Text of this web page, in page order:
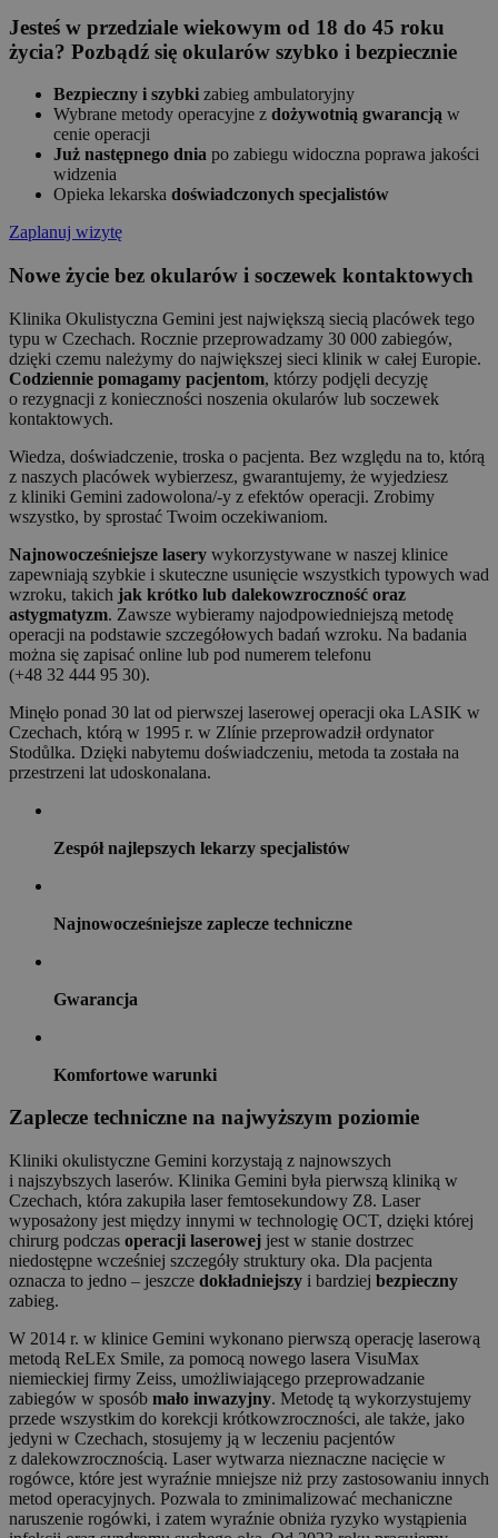
Jesteś w przedziale wiekowym od 18 do 45 roku
życia? Pozbądź się okularów szybko i bezpiecznie
Bezpieczny i szybki zabieg ambulatoryjny
Wybrane metody operacyjne z dożywotnią gwarancją w
cenie operacji
Już następnego dnia po zabiegu widoczna poprawa jakości
widzenia
Opieka lekarska doświadczonych specjalistów
Zaplanuj wizytę
Nowe życie bez okularów i soczewek kontaktowych
Klinika Okulistyczna Gemini jest największą siecią placówek tego
typu w Czechach. Rocznie przeprowadzamy 30 000 zabiegów,
dzięki czemu należymy do największej sieci klinik w całej Europie.
Codziennie pomagamy pacjentom, którzy podjęli decyzję
o rezygnacji z konieczności noszenia okularów lub soczewek
kontaktowych.
Wiedza, doświadczenie, troska o pacjenta. Bez względu na to, którą
z naszych placówek wybierzesz, gwarantujemy, że wyjedziesz
z kliniki Gemini zadowolona/-y z efektów operacji. Zrobimy
wszystko, by sprostać Twoim oczekiwaniom.
Najnowocześniejsze lasery wykorzystywane w naszej klinice
zapewniają szybkie i skuteczne usunięcie wszystkich typowych wad
wzroku, takich jak krótko lub dalekowzroczność oraz
astygmatyzm. Zawsze wybieramy najodpowiedniejszą metodę
operacji na podstawie szczegółowych badań wzroku. Na badania
można się zapisać online lub pod numerem telefonu
(+48 32 444 95 30).
Minęło ponad 30 lat od pierwszej laserowej operacji oka LASIK w
Czechach, którą w 1995 r. w Zlínie przeprowadził ordynator
Stodůlka. Dzięki nabytemu doświadczeniu, metoda ta została na
przestrzeni lat udoskonalana.
Zespół najlepszych lekarzy specjalistów
Najnowocześniejsze zaplecze techniczne
Gwarancja
Komfortowe warunki
Zaplecze techniczne na najwyższym poziomie
Kliniki okulistyczne Gemini korzystają z najnowszych
i najszybszych laserów. Klinika Gemini była pierwszą kliniką w
Czechach, która zakupiła laser femtosekundowy Z8. Laser
wyposażony jest między innymi w technologię OCT, dzięki której
chirurg podczas operacji laserowej jest w stanie dostrzec
niedostępne wcześniej szczegóły struktury oka. Dla pacjenta
oznacza to jedno – jeszcze dokładniejszy i bardziej bezpieczny
zabieg.
W 2014 r. w klinice Gemini wykonano pierwszą operację laserową
metodą ReLEx Smile, za pomocą nowego lasera VisuMax
niemieckiej firmy Zeiss, umożliwiającego przeprowadzanie
zabiegów w sposób mało inwazyjny. Metodę tą wykorzystujemy
przede wszystkim do korekcji krótkowzroczności, ale także, jako
jedyni w Czechach, stosujemy ją w leczeniu pacjentów
z dalekowzrocznością. Laser wytwarza nieznaczne nacięcie w
rogówce, które jest wyraźnie mniejsze niż przy zastosowaniu innych
metod operacyjnych. Pozwala to zminimalizować mechaniczne
naruszenie rogówki, i zatem wyraźnie obniża ryzyko wystąpienia